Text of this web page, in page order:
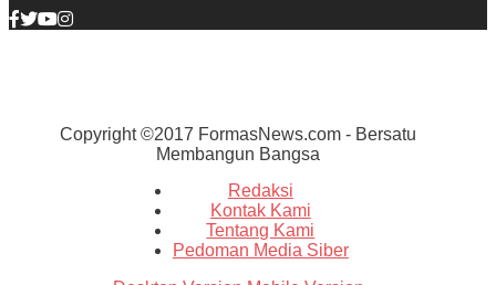
Copyright ©2017 FormasNews.com - Bersatu
Membangun Bangsa
Redaksi
Kontak Kami
Tentang Kami
Pedoman Media Siber